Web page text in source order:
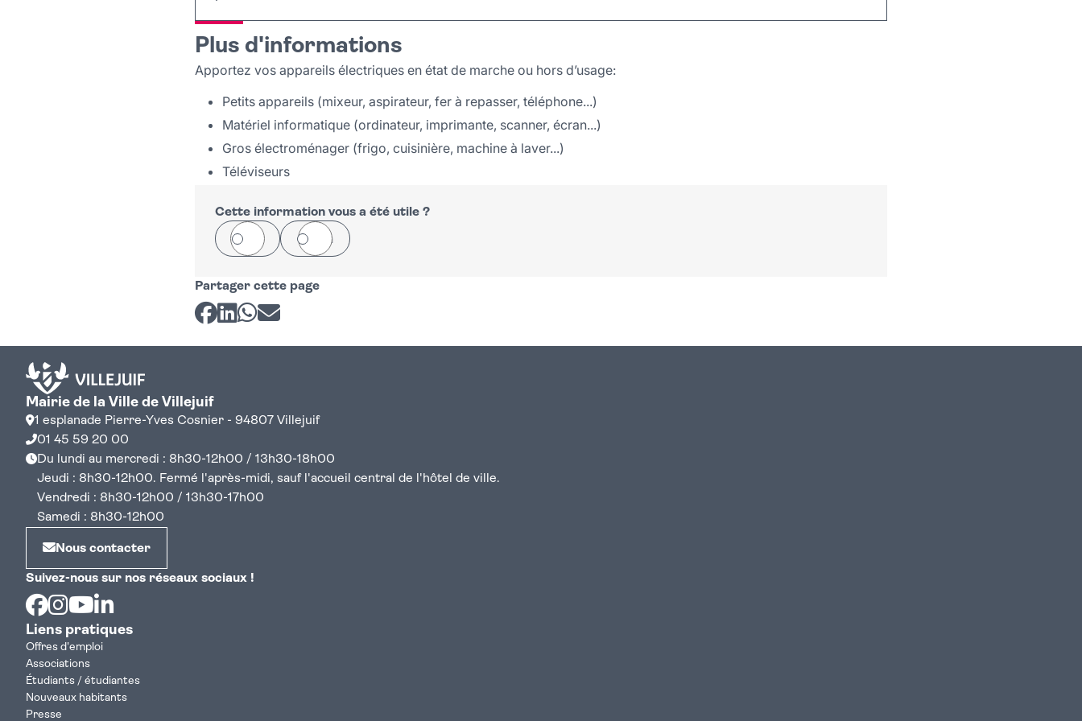
+
−
Plus d'informations
Apportez vos appareils électriques en état de marche ou hors d’usage:
Petits appareils (mixeur, aspirateur, fer à repasser, téléphone...)
Matériel informatique (ordinateur, imprimante, scanner, écran...)
Gros électroménager (frigo, cuisinière, machine à laver...)
Téléviseurs
Cette information vous a été utile ?
Oui Non
Partager cette page
Partager sur Facebook
Partager sur LinkedIn
Partager sur Whatsapp
Partager par courriel
Mairie de la Ville de Villejuif
1 esplanade Pierre-Yves Cosnier - 94807 Villejuif
01 45 59 20 00
Du lundi au mercredi : 8h30-12h00 / 13h30-18h00
Jeudi : 8h30-12h00. Fermé l'après-midi, sauf l'accueil central de l'hôtel de ville.
Vendredi : 8h30-12h00 / 13h30-17h00
Samedi : 8h30-12h00
Nous contacter
Suivez-nous sur nos réseaux sociaux !
Facebook
Instagram
Youtube
Liens pratiques
Offres d'emploi
Associations
Étudiants / étudiantes
Nouveaux habitants
Presse